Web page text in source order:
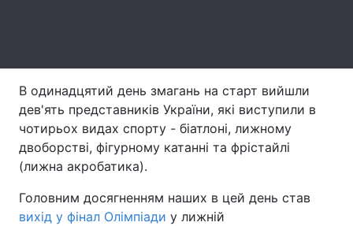
Архів Вакансії
Контакти
В одинадцятий день змагань на старт вийшли
дев'ять представників України, які виступили в
чотирьох видах спорту - біатлоні, лижному
двоборстві, фігурному катанні та фрістайлі
(лижна акробатика).
Головним досягненням наших в цей день став
вихід у фінал Олімпіади у лижній